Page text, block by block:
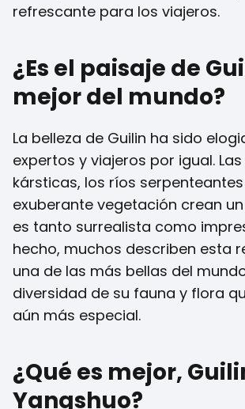
refrescante para los viajeros.
¿Es el paisaje de
mejor del mundo?
La belleza de Guilin ha sido
expertos y viajeros por igual.
kársticas, los ríos
exuberante vegetación crean
es tanto surrealista como
hecho, muchos describen esta
una de las más bellas del
diversidad de su fauna y flora
aún más especial.
¿Qué es mejor,
Yangshuo?